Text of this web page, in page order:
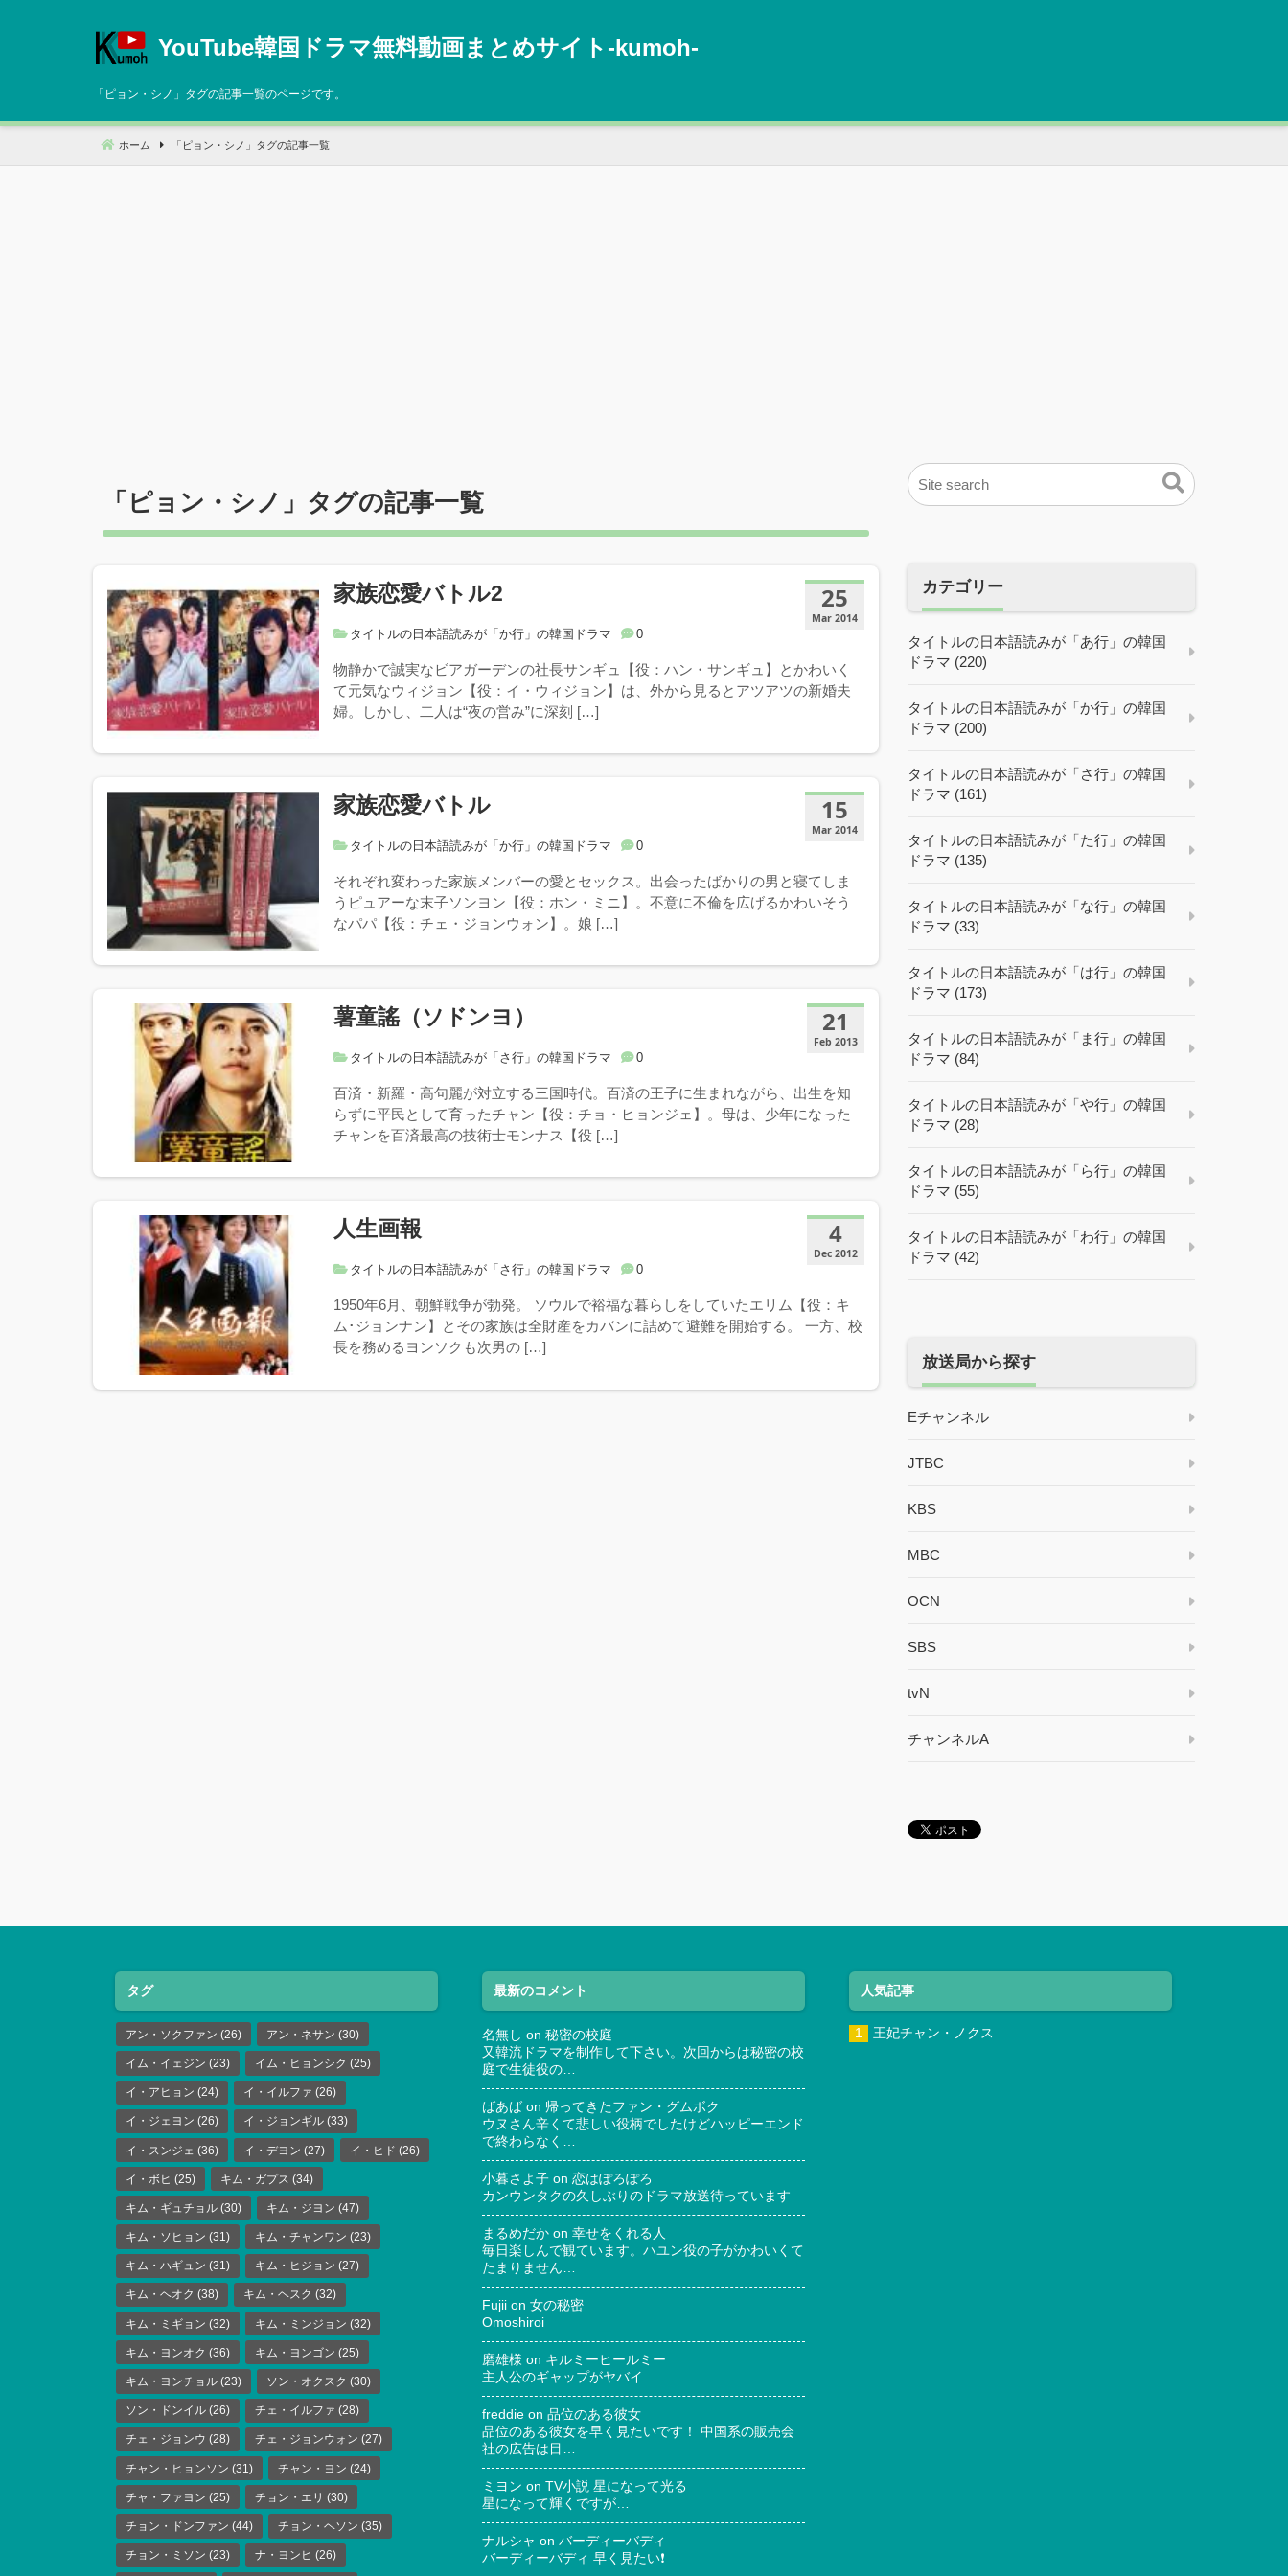
へ
動
YouTube韓国ドラマ無料動画まとめサイト‐kumoh‐
「 ピョン・シノ 」タグの記事一覧のページです。
ホーム 「 ピョン・シノ 」タグの記事一覧
「 ピョン・シノ 」タグの記事一覧
25
Mar 2014
家族恋愛バトル2
タイトルの日本語読みが「か行」の韓国ドラマ 0
物静かで誠実なビアガーデンの社長サンギュ【役：ハン・サンギュ】とかわいく
て元気なウィジョン【役：イ・ウィジョン】は、外から見るとアツアツの新婚夫
婦。しかし、二人は“夜の営み”に深刻 […]
15
Mar 2014
家族恋愛バトル
タイトルの日本語読みが「か行」の韓国ドラマ 0
それぞれ変わった家族メンバーの愛とセックス。出会ったばかりの男と寝てしま
うピュアーな末子ソンヨン【役：ホン・ミニ】。不意に不倫を広げるかわいそう
なパパ【役：チェ・ジョンウォン】。娘 […]
21
Feb 2013
薯童謠（ソドンヨ）
タイトルの日本語読みが「さ行」の韓国ドラマ 0
百済・新羅・高句麗が対立する三国時代。百済の王子に生まれながら、出生を知
らずに平民として育ったチャン【役：チョ・ヒョンジェ】。母は、少年になった
チャンを百済最高の技術士モンナス【役 […]
4
Dec 2012
人生画報
タイトルの日本語読みが「さ行」の韓国ドラマ 0
1950年6月、朝鮮戦争が勃発。 ソウルで裕福な暮らしをしていたエリム【役：キ
ム･ジョンナン】とその家族は全財産をカバンに詰めて避難を開始する。 一方、校
長を務めるヨンソクも次男の […]
カテゴリー
タイトルの日本語読みが「あ行」の韓国
ドラマ (220)
タイトルの日本語読みが「か行」の韓国
ドラマ (200)
タイトルの日本語読みが「さ行」の韓国
ドラマ (161)
タイトルの日本語読みが「た行」の韓国
ドラマ (135)
タイトルの日本語読みが「な行」の韓国
ドラマ (33)
タイトルの日本語読みが「は行」の韓国
ドラマ (173)
タイトルの日本語読みが「ま行」の韓国
ドラマ (84)
タイトルの日本語読みが「や行」の韓国
ドラマ (28)
タイトルの日本語読みが「ら行」の韓国
ドラマ (55)
タイトルの日本語読みが「わ行」の韓国
ドラマ (42)
放送局から探す
Eチャンネル
JTBC
KBS
MBC
OCN
SBS
tvN
チャンネルA
タグ
アン・ソクファン (26) アン・ネサン (30)
イム・イェジン (23) イム・ヒョンシク (25)
イ・アヒョン (24) イ・イルファ (26)
イ・ジェヨン (26) イ・ジョンギル (33)
イ・スンジェ (36) イ・デヨン (27) イ・ヒド (26)
イ・ボヒ (25) キム・ガプス (34)
キム・ギュチョル (30) キム・ジヨン (47)
キム・ソヒョン (31) キム・チャンワン (23)
キム・ハギュン (31) キム・ヒジョン (27)
キム・ヘオク (38) キム・ヘスク (32)
キム・ミギョン (32) キム・ミンジョン (32)
キム・ヨンオク (36) キム・ヨンゴン (25)
キム・ヨンチョル (23) ソン・オクスク (30)
ソン・ドンイル (26) チェ・イルファ (28)
チェ・ジョンウ (28) チェ・ジョンウォン (27)
チャン・ヒョンソン (31) チャン・ヨン (24)
チャ・ファヨン (25) チョン・エリ (30)
チョン・ドンファン (44) チョン・ヘソン (35)
チョン・ミソン (23) ナ・ヨンヒ (26)
最新のコメント
名無し on 秘密の校庭
又韓流ドラマを制作して下さい。次回からは秘密の校
庭で生徒役の…
ばあば on 帰ってきたファン・グムボク
ウヌさん辛くて悲しい役柄でしたけどハッピーエンド
で終わらなく…
小暮さよ子 on 恋はぽろぽろ
カンウンタクの久しぶりのドラマ放送待っています
まるめだか on 幸せをくれる人
毎日楽しんで観ています。ハユン役の子がかわいくて
たまりません…
Fujii on 女の秘密
Omoshiroi
磨雄様 on キルミーヒールミー
主人公のギャップがヤバイ
freddie on 品位のある彼女
品位のある彼女を早く見たいです！ 中国系の販売会
社の広告は目…
ミヨン on TV小説 星になって光る
星になって輝くですが…
ナルシャ on バーディーバディ
バーディーバディ 早く見たい❗
人気記事
王妃チャン・ノクス